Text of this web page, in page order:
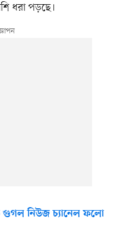
ধরা পড়ছে।
নিউজ চ্যানেল ফলো